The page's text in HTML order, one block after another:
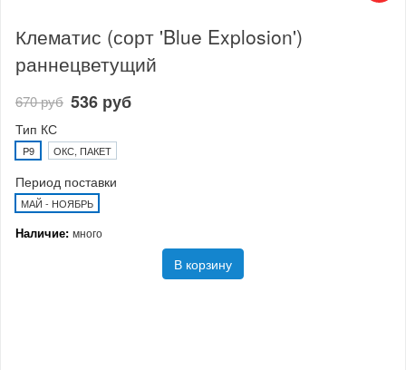
Клематис (сорт 'Blue Explosion')
раннецветущий
670 руб 536 руб
Тип КС
P9 ОКС, ПАКЕТ
Период поставки
МАЙ - НОЯБРЬ
Наличие: много
В корзину